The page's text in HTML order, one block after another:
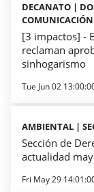
DECANATO |
COMUNICACIÓN
[3 impactos] -
reclaman
sinhogarismo
Tue Jun 02
AMBIENTAL |
Sección de
actualidad
Fri May 29